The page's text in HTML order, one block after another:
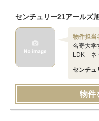
センチュリー21アールズ旭
物件担当
名寄大
LDK ネ
センチュ
物件